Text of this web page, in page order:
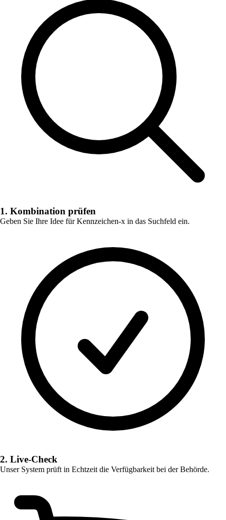
1. Kombination prüfen
Geben Sie Ihre Idee fürKennzeichen-x in das Suchfeld ein.
2. Live-Check
Unser System prüft in Echtzeit die Verfügbarkeit bei der Behörde.